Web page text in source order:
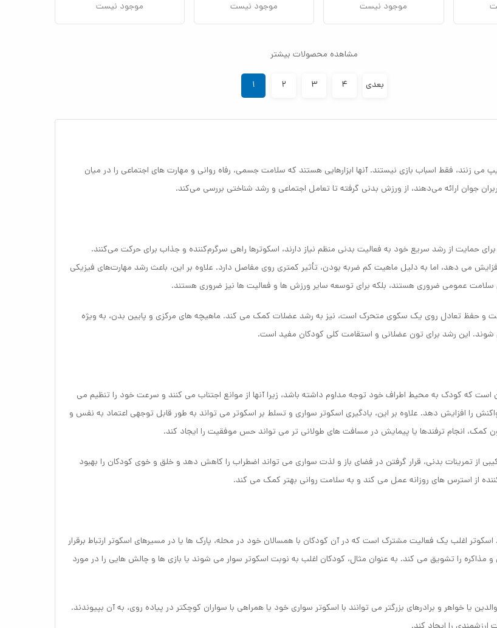
موجود نیست موجود نیست موجود نیست
مشاهده محصولات بیشتر
۱ ۲ ۳ ۴ بعدی
زنند، فقط اسباب بازی نیستند. آنها ابزارهایی هستند که سلامت جسمی، رفاه روانی و مهارت های اجتماعی را در میان
جوان ارائه می‌دهند، از ورزش بدنی گرفته تا تعامل اجتماعی و رشد شناختی بررسی می‌کند.
حمایت از رشد سریع خود به فعالیت بدنی منظم نیاز دارند، اسکوترها راهی سرگرم‌کننده و جذاب برای حرکت می‌کنند.
می دهد، اما به دلیل ماهیت کم ضربه بودن، تأثیر کمتری روی مفاصل دارد. علاوه بر این، باعث رشد مهارت‌های فیزیکی
سلامت عمومی ضروری هستند، بلکه برای توسعه سایر ورزش ها و فعالیت ها نیز ضروری هستند.
و حفظ تعادل روی یک سکوی متحرک است، نیز به رشد عضلات کمک می کند. ماهیچه های مرکزی و پایین بدن، به ویژه
شوند. این رشد برای تون عضلانی و استقامت کلی کودکان مفید است.
که کودک به محیط اطراف خود توجه مداوم داشته باشد، زیرا آنها از موانع اجتناب می کنند و سرعت خود را تنظیم می
را افزایش دهد. علاوه بر این، یادگیری اسکوتر سواری و تسلط بر اسکوتر می تواند به طور قابل توجهی اعتماد به نفس و
انجام ترفندها یا پیمایش در مسافت های طولانی تر می تواند حس موفقیت را ایجاد کند.
از تمرینات بدنی، قرار گرفتن در فضای باز و لذت سواری می تواند اضطراب را کاهش دهد و خلق و خوی کودکان را بهبود
از استرس های روزانه عمل می کند و به سلامت روانی بهتر کمک می کند.
اغلب یک فعالیت مشترک است که در آن کودکان با همسالان خود در محله، پارک ها یا در مسیرهای اسکوتر ارتباط برقرار
مذاکره را تشویق می کند. به عنوان مثال، کودکان اغلب به نوبت اسکوتر سوار می شوند یا بازی ها و چالش هایی را در مورد
یا خواهر و برادرهای بزرگتر می توانند با اسکوتر سواری خود یا همراهی با سواران کوچکتر در پیاده روی، به آن بپیوندند.